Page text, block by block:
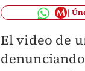
El video de
denunciando